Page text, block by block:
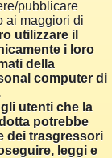
pubblicare
ai maggiori di
utilizzare il
i loro
della
computer di
utenti che la
potrebbe
dei trasgressori
leggi e